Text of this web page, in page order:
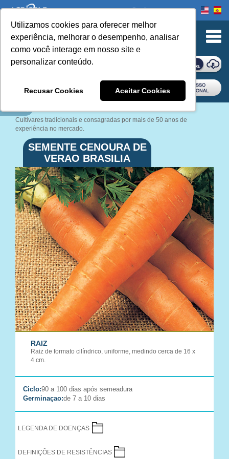
Utilizamos cookies para oferecer melhor
experiência, melhorar o desempenho, analisar
como você interage em nosso site e
personalizar conteúdo.
Recusar Cookies Aceitar Cookies
Onde comprar
ONDE COMPRAR
Cultivares tradicionais e consagradas por mais de 50 anos de
experiência no mercado.
SEMENTE CENOURA DE
VERAO BRASILIA
RAIZ
Raiz de formato cilíndrico, uniforme, medindo cerca de 16 x
4 cm.
Ciclo:90 a 100 dias após semeadura
Germinaçao:de 7 a 10 dias
LEGENDA DE DOENÇAS
DEFINIÇÕES DE RESISTÊNCIAS